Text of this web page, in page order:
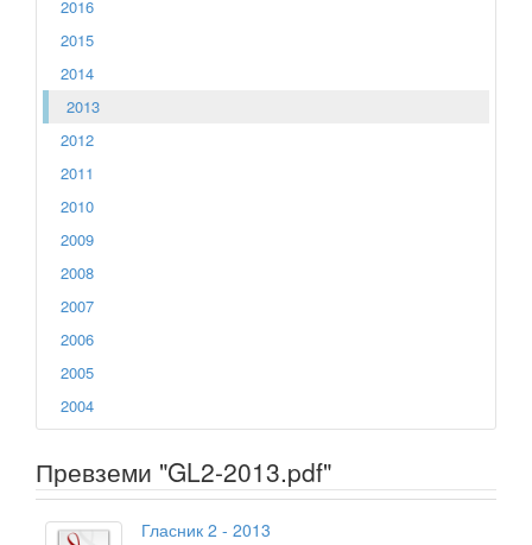
2016
2015
2014
2013
2012
2011
2010
2009
2008
2007
2006
2005
2004
Превземи "GL2-2013.pdf"
Гласник 2 - 2013